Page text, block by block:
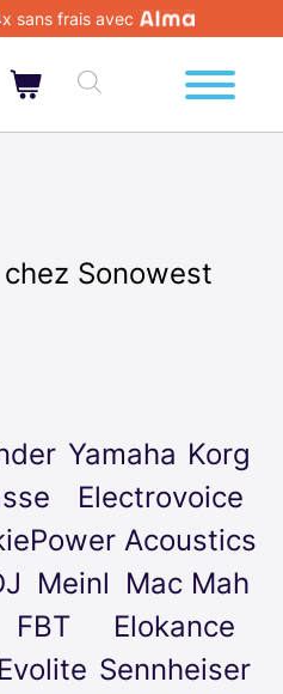
sans frais avec
Sonowest
Yamaha Korg
Electrovoice
Power Acoustics
Meinl Mac Mah
FBT
Elokance
Evolite Sennheiser